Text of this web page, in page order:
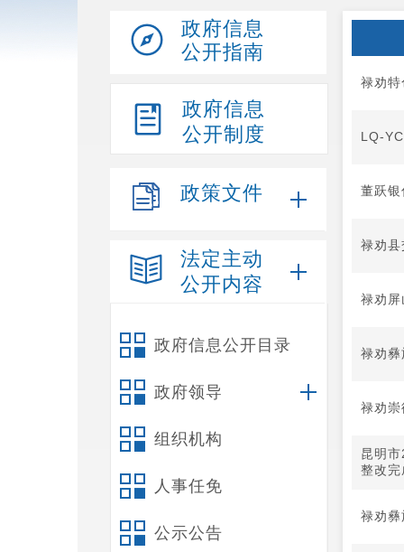
政府信息
公开指南
政府信息
公开制度
政策文件
法定主动
公开内容
政府信息公开目录
政府领导
组织机构
人事任免
公示公告
禄劝
LQ-
董跃
禄劝
禄劝屏
禄劝
禄劝崇
昆明
整改
禄劝